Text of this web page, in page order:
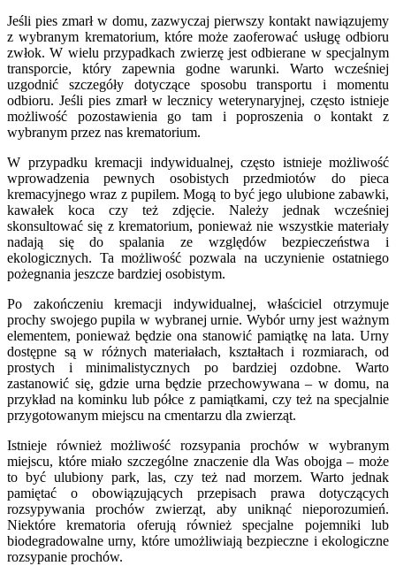
Jeśli pies zmarł w domu, zazwyczaj pierwszy kontakt nawiązujemy
z wybranym krematorium, które może zaoferować usługę odbioru
zwłok. W wielu przypadkach zwierzę jest odbierane w specjalnym
transporcie, który zapewnia godne warunki. Warto wcześniej
uzgodnić szczegóły dotyczące sposobu transportu i momentu
odbioru. Jeśli pies zmarł w lecznicy weterynaryjnej, często istnieje
możliwość pozostawienia go tam i poproszenia o kontakt z
wybranym przez nas krematorium.
W przypadku kremacji indywidualnej, często istnieje możliwość
wprowadzenia pewnych osobistych przedmiotów do pieca
kremacyjnego wraz z pupilem. Mogą to być jego ulubione zabawki,
kawałek koca czy też zdjęcie. Należy jednak wcześniej
skonsultować się z krematorium, ponieważ nie wszystkie materiały
nadają się do spalania ze względów bezpieczeństwa i
ekologicznych. Ta możliwość pozwala na uczynienie ostatniego
pożegnania jeszcze bardziej osobistym.
Po zakończeniu kremacji indywidualnej, właściciel otrzymuje
prochy swojego pupila w wybranej urnie. Wybór urny jest ważnym
elementem, ponieważ będzie ona stanowić pamiątkę na lata. Urny
dostępne są w różnych materiałach, kształtach i rozmiarach, od
prostych i minimalistycznych po bardziej ozdobne. Warto
zastanowić się, gdzie urna będzie przechowywana – w domu, na
przykład na kominku lub półce z pamiątkami, czy też na specjalnie
przygotowanym miejscu na cmentarzu dla zwierząt.
Istnieje również możliwość rozsypania prochów w wybranym
miejscu, które miało szczególne znaczenie dla Was obojga – może
to być ulubiony park, las, czy też nad morzem. Warto jednak
pamiętać o obowiązujących przepisach prawa dotyczących
rozsypywania prochów zwierząt, aby uniknąć nieporozumień.
Niektóre krematoria oferują również specjalne pojemniki lub
biodegradowalne urny, które umożliwiają bezpieczne i ekologiczne
rozsypanie prochów.